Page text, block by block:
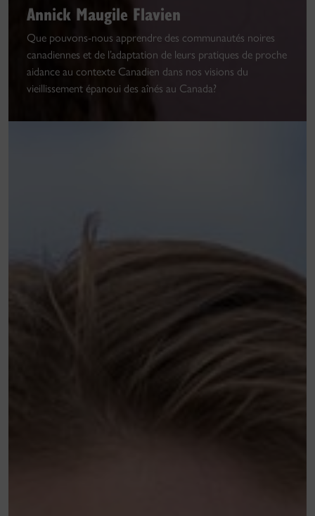
Annick Maugile Flavien
Que pouvons-nous apprendre des communautés noires
canadiennes et de l’adaptation de leurs pratiques de proche
aidance au contexte Canadien dans nos visions du
vieillissement épanoui des aînés au Canada?